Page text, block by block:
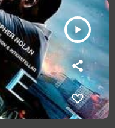
play_arrow